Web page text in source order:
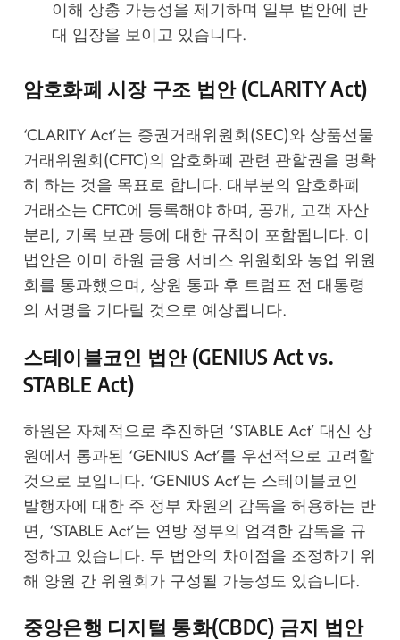
이해 상충 가능성을 제기하며 일부 법안에 반
대 입장을 보이고 있습니다.
암호화폐 시장 구조 법안 (CLARITY Act)
‘CLARITY Act’는 증권거래위원회(SEC)와 상품선물
거래위원회(CFTC)의 암호화폐 관련 관할권을 명확
히 하는 것을 목표로 합니다. 대부분의 암호화폐
거래소는 CFTC에 등록해야 하며, 공개, 고객 자산
분리, 기록 보관 등에 대한 규칙이 포함됩니다. 이
법안은 이미 하원 금융 서비스 위원회와 농업 위원
회를 통과했으며, 상원 통과 후 트럼프 전 대통령
의 서명을 기다릴 것으로 예상됩니다.
스테이블코인 법안 (GENIUS Act vs.
STABLE Act)
하원은 자체적으로 추진하던 ‘STABLE Act’ 대신 상
원에서 통과된 ‘GENIUS Act’를 우선적으로 고려할
것으로 보입니다. ‘GENIUS Act’는 스테이블코인
발행자에 대한 주 정부 차원의 감독을 허용하는 반
면, ‘STABLE Act’는 연방 정부의 엄격한 감독을 규
정하고 있습니다. 두 법안의 차이점을 조정하기 위
해 양원 간 위원회가 구성될 가능성도 있습니다.
중앙은행 디지털 통화(CBDC) 금지 법안